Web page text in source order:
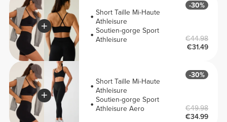
Short Taille Mi-Haute
Athleisure
Soutien-gorge Sport
Athleisure
-30%
€44.98
€31.49
Short Taille Mi-Haute
Athleisure
Soutien-gorge Sport
Athleisure Aero
-30%
€49.98
€34.99